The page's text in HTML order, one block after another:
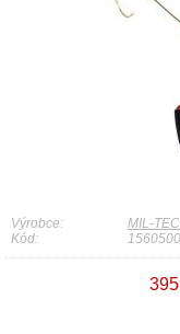
Výrobce:
MIL-
Kód: